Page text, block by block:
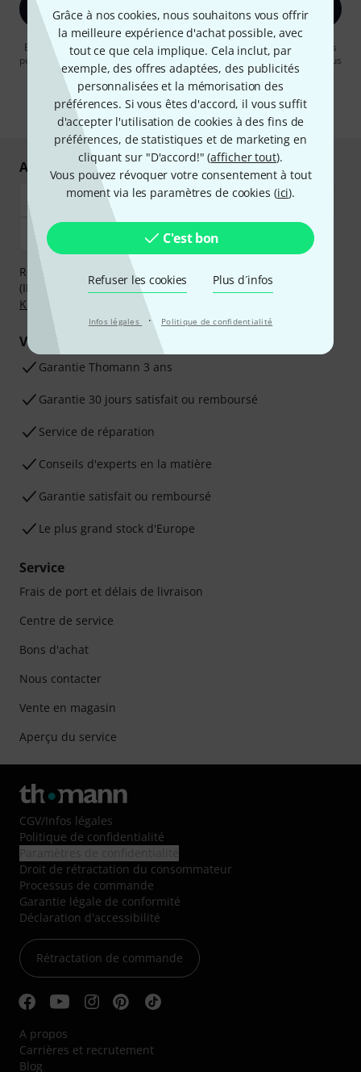
Grâce à nos cookies, nous souhaitons vous offrir
la meilleure expérience d'achat possible, avec
tout ce que cela implique. Cela inclut, par
exemple, des offres adaptées, des publicités
personnalisées et la mémorisation des
préférences. Si vous êtes d'accord, il vous suffit
d'accepter l'utilisation de cookies à des fins de
préférences, de statistiques et de marketing en
cliquant sur "D'accord!" (afficher tout).
Vous pouvez révoquer votre consentement à tout
moment via les paramètres de cookies (ici).
C'est bon
Refuser les cookies Plus d´infos
Infos légales · Politique de confidentialité
S'inscrire maintenant
En cliquant sur "S'inscrire maintenant", vous acceptez de recevoir des
publicités par e-mail. La désinscription est possible à tout moment. Vous
pouvez trouver plus d'informations à ce sujet dans notrePolitique de
confidentialité.
* Requis
Achetez et payez en toute sécurité
Réglez de manière sûre et sécurisée par Virement
(IBAN/BIC), PayPal, Amazon Pay,
Klarna Payer Maintenant
Klarna Payer en 3 fois
ou Carte de crédit.
Vos avantages
Ga­ran­tie Thomann 3 ans
Garantie 30 jours satisfait ou remboursé
Service de réparation
Conseils d'experts en la matière
Garantie satisfait ou remboursé
Le plus grand stock d'Europe
Service
Frais de port et délais de livraison
Centre de service
Bons d'achat
Nous contacter
Vente en magasin
Aperçu du service
CGV/Infos légales
Politique de confidentialité
Droit de rétractation du consommateur
Processus de commande
Garantie légale de conformité
Déclaration d'accessibilité
Rétractation de commande
A propos
Carrières et recrutement
Blog